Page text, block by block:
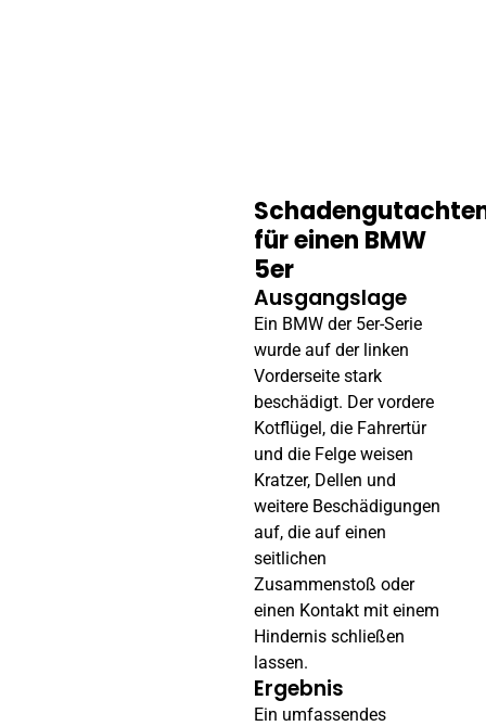
für einen BMW
5er
Ausgangslage
Ein BMW der 5er-Serie
wurde auf der linken
Vorderseite stark
beschädigt. Der vordere
Kotflügel, die Fahrertür
und die Felge weisen
Kratzer, Dellen und
weitere Beschädigungen
auf, die auf einen
seitlichen
Zusammenstoß oder
einen Kontakt mit einem
Hindernis schließen
lassen.
Ergebnis
Ein umfassendes